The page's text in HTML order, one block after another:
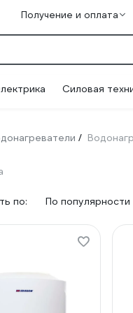
Получение и оплата
Силовая
/
по: По популярности